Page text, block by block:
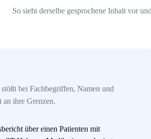
So sieht derselbe gesprochene Inhalt vor
bei Fachbegriffen, Namen und
an ihre Grenzen.